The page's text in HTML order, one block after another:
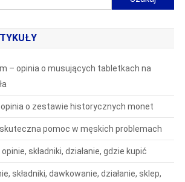
– opinia o musujących tabletkach na
o zestawie historycznych monet
pomoc w męskich problemach
składniki, działanie, gdzie kupić
składniki, dawkowanie, działanie, sklep,